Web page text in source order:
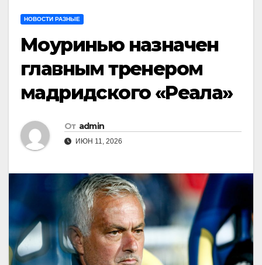
НОВОСТИ РАЗНЫЕ
Моуринью назначен
главным тренером
мадридского «Реала»
От admin
ИЮН 11, 2026